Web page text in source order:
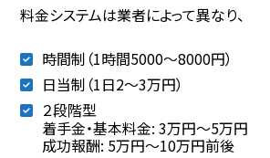
料金システムは業者によって異なり、
時間制（1時間5000～8000円）
日当制（1日2〜3万円）
２段階型
着手金・基本料金: 3万円〜5万円
成功報酬: 5万円〜10万円前後